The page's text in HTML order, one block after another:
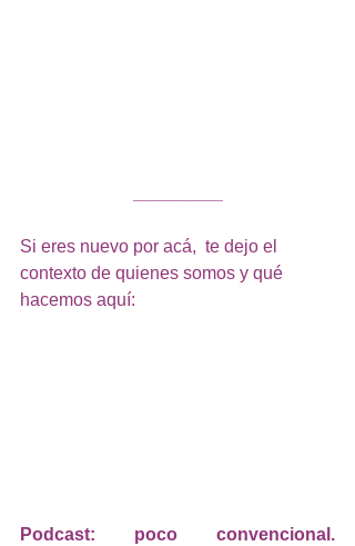
Si eres nuevo por acá,  te dejo el
contexto de quienes somos y qué
hacemos aquí:
Podcast: poco convencional.